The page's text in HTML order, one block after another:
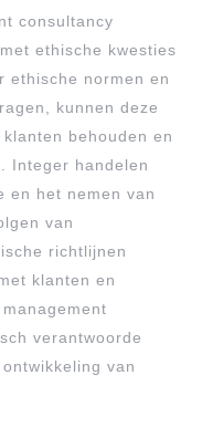
consultancy
ethische kwesties
ethische normen en
kunnen deze
behouden en
Integer handelen
en het nemen van
van
richtlijnen
klanten en
verantwoorde
van